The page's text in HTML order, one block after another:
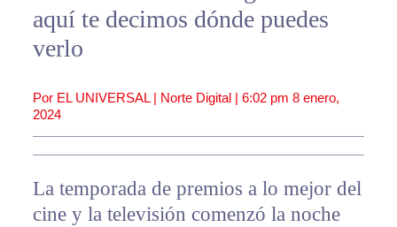
aquí te decimos dónde puedes
verlo
Por EL UNIVERSAL | Norte Digital | 6:02 pm 8 enero,
2024
La temporada de premios a lo mejor del
cine y la televisión comenzó la noche